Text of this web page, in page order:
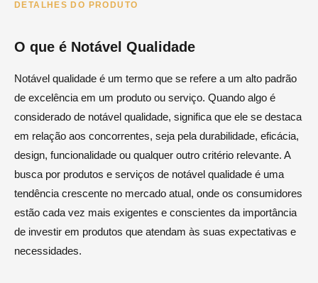
DETALHES DO PRODUTO
O que é Notável Qualidade
Notável qualidade é um termo que se refere a um alto padrão
de excelência em um produto ou serviço. Quando algo é
considerado de notável qualidade, significa que ele se destaca
em relação aos concorrentes, seja pela durabilidade, eficácia,
design, funcionalidade ou qualquer outro critério relevante. A
busca por produtos e serviços de notável qualidade é uma
tendência crescente no mercado atual, onde os consumidores
estão cada vez mais exigentes e conscientes da importância
de investir em produtos que atendam às suas expectativas e
necessidades.